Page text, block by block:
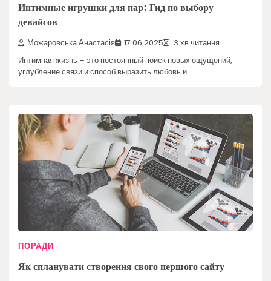
Интимные игрушки для пар: Гид по выбору
девайсов
Можаровська Анастасія 17.06.2025 3 хв читання
Интимная жизнь – это постоянный поиск новых ощущений,
углубление связи и способ выразить любовь и…
ПОРАДИ
Як спланувати створення свого першого сайту